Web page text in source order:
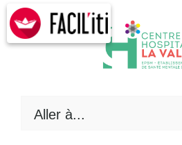
Skip
content
Aller à...